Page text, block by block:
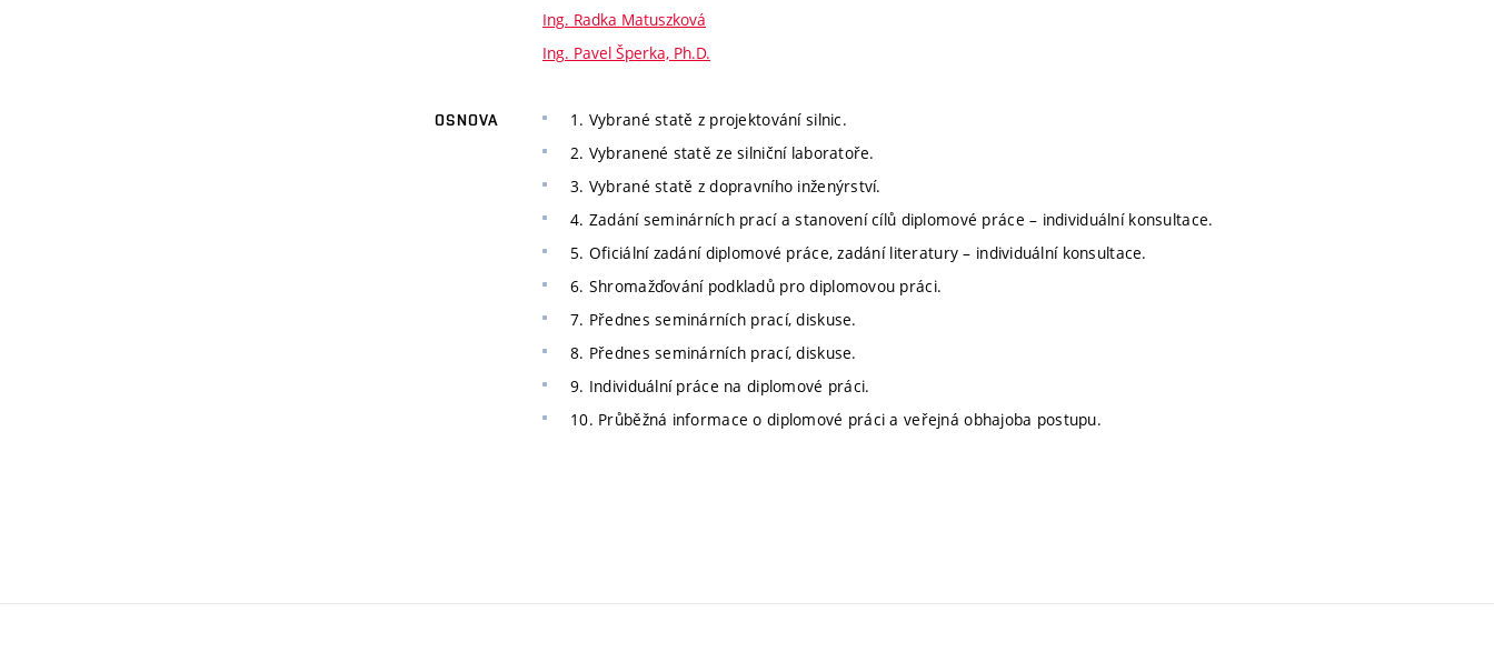
Ing. Radka Matuszková
Ing. Pavel Šperka, Ph.D.
OSNOVA
1. Vybrané statě z projektování silnic.
2. Vybranené statě ze silniční laboratoře.
3. Vybrané statě z dopravního inženýrství.
4. Zadání seminárních prací a stanovení cílů diplomové práce – individuální konsultace.
5. Oficiální zadání diplomové práce, zadání literatury – individuální konsultace.
6. Shromažďování podkladů pro diplomovou práci.
7. Přednes seminárních prací, diskuse.
8. Přednes seminárních prací, diskuse.
9. Individuální práce na diplomové práci.
10. Průběžná informace o diplomové práci a veřejná obhajoba postupu.